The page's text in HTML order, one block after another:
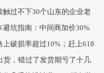
过不下30个山东的企业老
坑指南：中间商加价30%
破损率超过10%；赶上618
货，错过了发货期亏了十几